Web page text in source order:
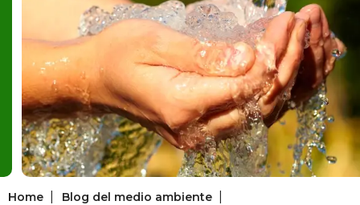
Home Blog del medio ambiente